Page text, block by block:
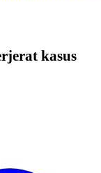
kasus